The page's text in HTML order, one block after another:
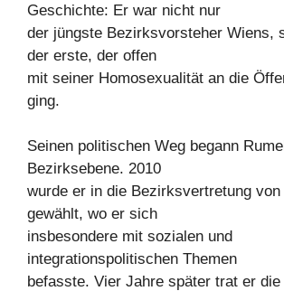
Geschichte: Er war nicht nur
der jüngste Bezirksvorsteher Wiens,
der erste, der offen
mit seiner Homosexualität an die
ging.
Seinen politischen Weg begann
Bezirksebene. 2010
wurde er in die Bezirksvertretung
gewählt, wo er sich
insbesondere mit sozialen und
integrationspolitischen Themen
befasste. Vier Jahre später trat er die